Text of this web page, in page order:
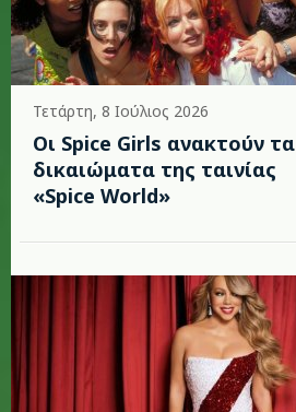
Τετάρτη, 8 Ιούλιος 2026
Οι Spice Girls ανακτούν τα
δικαιώματα της ταινίας
«Spice World»